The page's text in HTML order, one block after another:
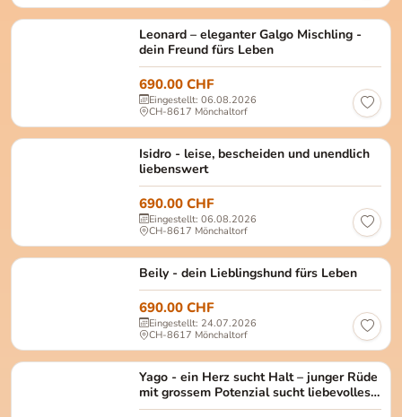
Leonard – eleganter Galgo Mischling -
dein Freund fürs Leben
Leonard Männlich, kastriert Alter: ca. April 2023
690.00 CHF
Eingestellt: 06.08.2026
CH-8617 Mönchaltorf
Isidro - leise, bescheiden und unendlich
liebenswert
Isidro Männlich, kastriert Alter: ca. Dezember
690.00 CHF
Eingestellt: 06.08.2026
CH-8617 Mönchaltorf
Beily - dein Lieblingshund fürs Leben
Beily weiblich, kastriert Alter: ca. 02.2023
690.00 CHF
Eingestellt: 24.07.2026
CH-8617 Mönchaltorf
Yago - ein Herz sucht Halt – junger Rüde
mit grossem Potenzial sucht liebevolles
Zuhause
Yago Männlich, kastriert Alter: ca. Juni 2022